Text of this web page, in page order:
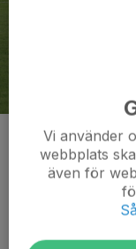
Kommentarer
Vi använder
webbplats
även för